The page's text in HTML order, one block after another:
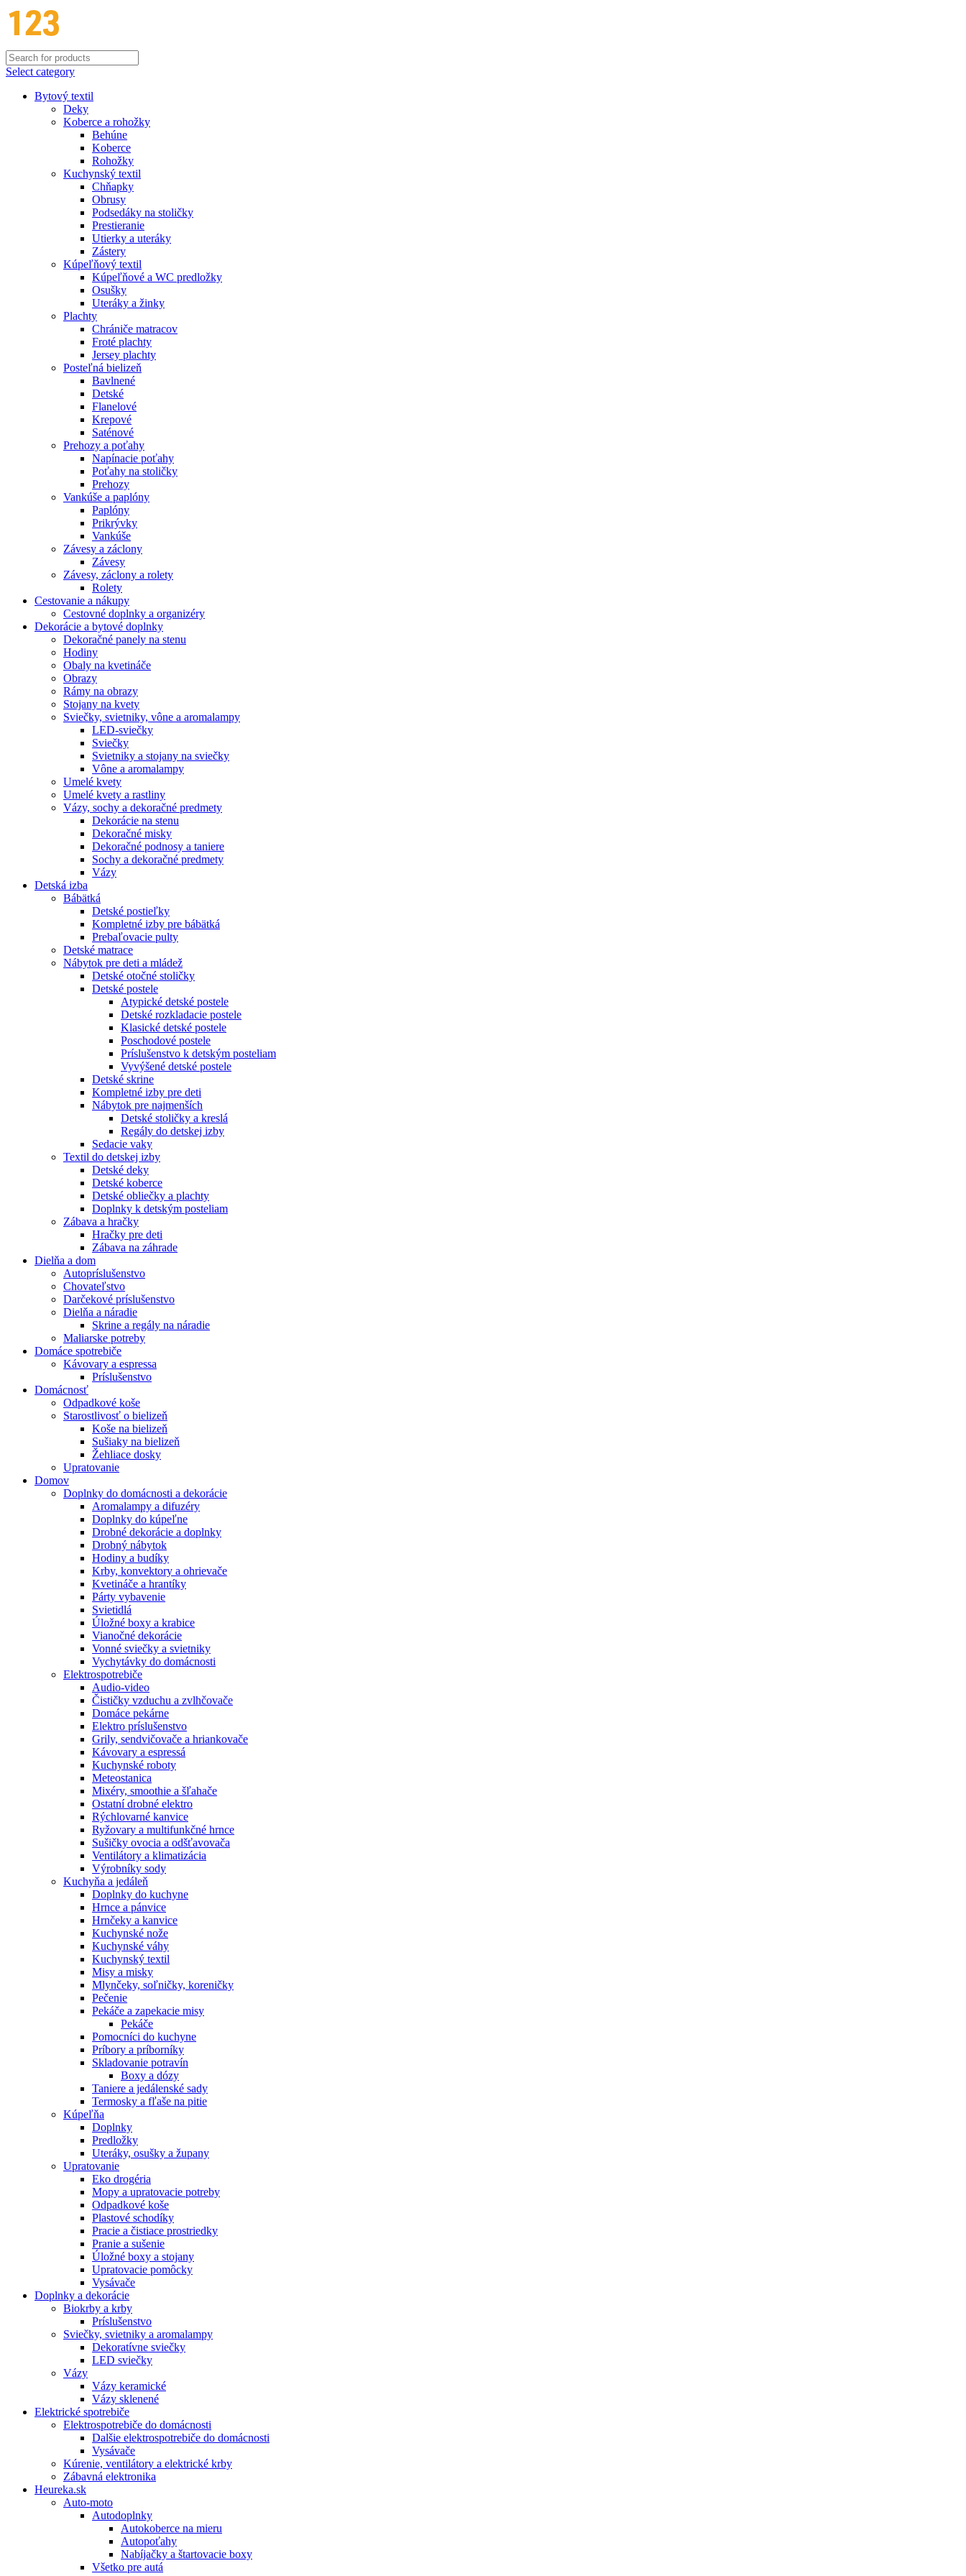
Select category
Bytový textil
Deky
Koberce a rohožky
Behúne
Koberce
Rohožky
Kuchynský textil
Chňapky
Obrusy
Podsedáky na stoličky
Prestieranie
Utierky a uteráky
Zástery
Kúpeľňový textil
Kúpeľňové a WC predložky
Osušky
Uteráky a žinky
Plachty
Chrániče matracov
Froté plachty
Jersey plachty
Posteľná bielizeň
Bavlnené
Detské
Flanelové
Krepové
Saténové
Prehozy a poťahy
Napínacie poťahy
Poťahy na stoličky
Prehozy
Vankúše a paplóny
Paplóny
Prikrývky
Vankúše
Závesy a záclony
Závesy
Závesy, záclony a rolety
Rolety
Cestovanie a nákupy
Cestovné doplnky a organizéry
Dekorácie a bytové doplnky
Dekoračné panely na stenu
Hodiny
Obaly na kvetináče
Obrazy
Rámy na obrazy
Stojany na kvety
Sviečky, svietniky, vône a aromalampy
LED-sviečky
Sviečky
Svietniky a stojany na sviečky
Vône a aromalampy
Umelé kvety
Umelé kvety a rastliny
Vázy, sochy a dekoračné predmety
Dekorácie na stenu
Dekoračné misky
Dekoračné podnosy a taniere
Sochy a dekoračné predmety
Vázy
Detská izba
Bábätká
Detské postieľky
Kompletné izby pre bábätká
Prebaľovacie pulty
Detské matrace
Nábytok pre deti a mládež
Detské otočné stoličky
Detské postele
Atypické detské postele
Detské rozkladacie postele
Klasické detské postele
Poschodové postele
Príslušenstvo k detským posteliam
Vyvýšené detské postele
Detské skrine
Kompletné izby pre deti
Nábytok pre najmenších
Detské stoličky a kreslá
Regály do detskej izby
Sedacie vaky
Textil do detskej izby
Detské deky
Detské koberce
Detské obliečky a plachty
Doplnky k detským posteliam
Zábava a hračky
Hračky pre deti
Zábava na záhrade
Dielňa a dom
Autopríslušenstvo
Chovateľstvo
Darčekové príslušenstvo
Dielňa a náradie
Skrine a regály na náradie
Maliarske potreby
Domáce spotrebiče
Kávovary a espressa
Príslušenstvo
Domácnosť
Odpadkové koše
Starostlivosť o bielizeň
Koše na bielizeň
Sušiaky na bielizeň
Žehliace dosky
Upratovanie
Domov
Doplnky do domácnosti a dekorácie
Aromalampy a difuzéry
Doplnky do kúpeľne
Drobné dekorácie a doplnky
Drobný nábytok
Hodiny a budíky
Krby, konvektory a ohrievače
Kvetináče a hrantíky
Párty vybavenie
Svietidlá
Úložné boxy a krabice
Vianočné dekorácie
Vonné sviečky a svietniky
Vychytávky do domácnosti
Elektrospotrebiče
Audio-video
Čističky vzduchu a zvlhčovače
Domáce pekárne
Elektro príslušenstvo
Grily, sendvičovače a hriankovače
Kávovary a espressá
Kuchynské roboty
Meteostanica
Mixéry, smoothie a šľahače
Ostatní drobné elektro
Rýchlovarné kanvice
Ryžovary a multifunkčné hrnce
Sušičky ovocia a odšťavovača
Ventilátory a klimatizácia
Výrobníky sody
Kuchyňa a jedáleň
Doplnky do kuchyne
Hrnce a pánvice
Hrnčeky a kanvice
Kuchynské nože
Kuchynské váhy
Kuchynský textil
Misy a misky
Mlynčeky, soľničky, koreničky
Pečenie
Pekáče a zapekacie misy
Pekáče
Pomocníci do kuchyne
Príbory a príborníky
Skladovanie potravín
Boxy a dózy
Taniere a jedálenské sady
Termosky a fľaše na pitie
Kúpeľňa
Doplnky
Predložky
Uteráky, osušky a župany
Upratovanie
Eko drogéria
Mopy a upratovacie potreby
Odpadkové koše
Plastové schodíky
Pracie a čistiace prostriedky
Pranie a sušenie
Úložné boxy a stojany
Upratovacie pomôcky
Vysávače
Doplnky a dekorácie
Biokrby a krby
Príslušenstvo
Sviečky, svietniky a aromalampy
Dekoratívne sviečky
LED sviečky
Vázy
Vázy keramické
Vázy sklenené
Elektrické spotrebiče
Elektrospotrebiče do domácnosti
Dalšie elektrospotrebiče do domácnosti
Vysávače
Kúrenie, ventilátory a elektrické krby
Zábavná elektronika
Heureka.sk
Auto-moto
Autodoplnky
Autokoberce na mieru
Autopoťahy
Nabíjačky a štartovacie boxy
Všetko pre autá